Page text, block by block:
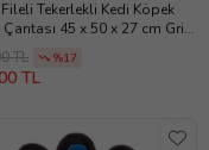
Tekerlekli Kedi Köpek
Çantası 45 x 50 x 27 cm Gri
TL %17
TL